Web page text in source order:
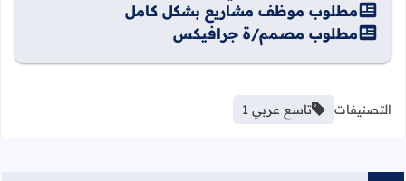
مطلوب موظف مشاريع بشكل كامل
مطلوب مصمم/ة جرافيكس
التصنيفات تاسع عربي 1